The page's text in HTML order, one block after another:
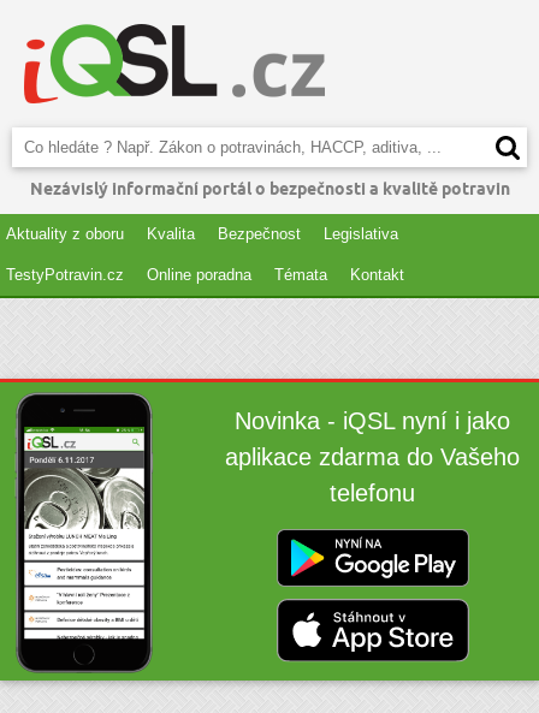
Nezávislý informační portál o bezpečnosti a kvalitě potravin
Aktuality z oboru Kvalita Bezpečnost Legislativa
TestyPotravin.cz Online poradna Témata Kontakt
Novinka - iQSL nyní i jako
aplikace zdarma do Vašeho
telefonu